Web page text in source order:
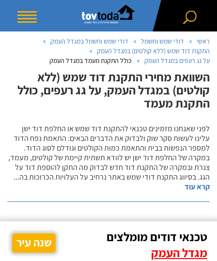
ראשי דודי שמש וחשמל
דודי שמש וחשמל במגדל העמק
התקנת דוד שמש (ללא קולטים) במגדל העמק
על גג רעפים במגדל העמק
כולל התקנת מעמד במגדל העמק
השוואת מחירי התקנת דוד שמש (ללא
קולטים) במגדל העמק, על גג רעפים, כולל
התקנת מעמד
לפני שאנחנו מזמינים טכנאי להתקנת דוד שמש או החלפת דוד ישן
עלינו לעשות סקר שוק ולבדוק את הדברים הבאים: התאמת נפח הדוד
למספר הנפשות בבית והתאמת כמות הקולטים וגודלם לסוג הדוד.
במקרה של החלפת דוד ישן יש לוודא תשתית קיימת של קולטים, מעמד,
צנרת ובמקרה של התקנת דוד חדש לבדוק מה התקן להוספת דוד על
הגג. בסיווג התקנת דודי שמש באתר נרחיב על העלויות הכרוכות בה...
קרא עוד
טכנאי דודים מומלצים
מגדל העמק
שנה עיר